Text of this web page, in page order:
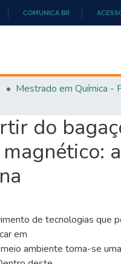
CONTEÚDO
COMUNICA BR
do
de tecnologias que
em
ambiente torna-se